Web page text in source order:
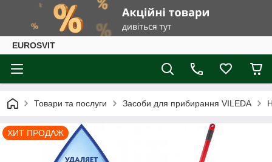
EUROSVIT
Товари та послуги Засоби для прибирання VILEDA
ХИТ ПРОДАЖ